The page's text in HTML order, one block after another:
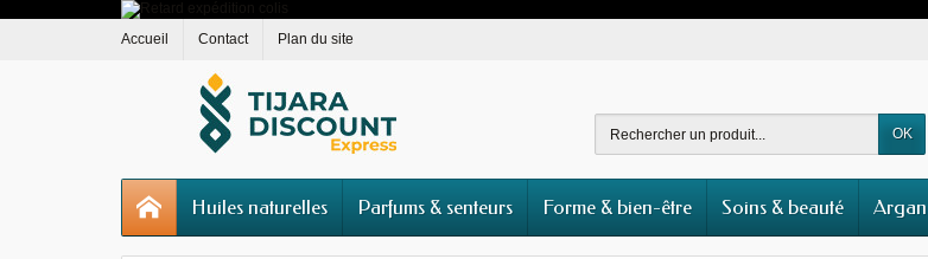
Accueil Contact Plan du site
OK
Huiles naturelles Parfums & senteurs Forme & bien-être Soins & beauté Argan